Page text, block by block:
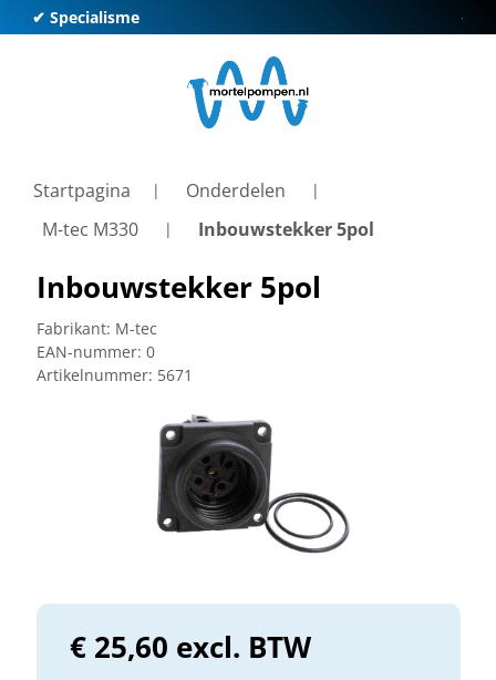
✔ Specialisme ✔
Startpagina
Onderdelen
M-tec M330
Inbouwstekker 5pol
Inbouwstekker 5pol
Fabrikant: M-tec
EAN-nummer: 0
Artikelnummer: 5671
€ 25,60 excl. BTW